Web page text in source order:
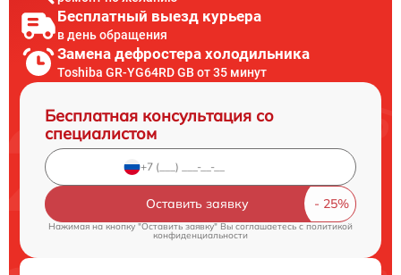
Бесплатный выезд курьера
в день обращения
Замена дефростера холодильника
Toshiba GR-YG64RD GB от 35 минут
Бесплатная консультация со
специалистом
Оставить заявку
Нажимая на кнопку "Оставить заявку" Вы соглашаетесь cполитикой
конфиденциальности